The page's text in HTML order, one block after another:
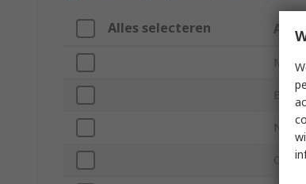
Alles selecteren
Merk